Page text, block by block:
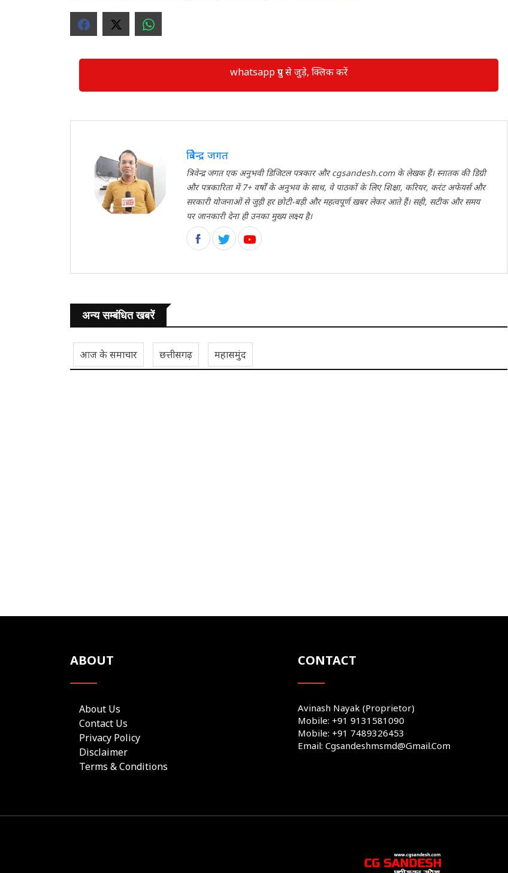
whatsapp ग्रुप से जुड़े, क्लिक करें
त्रिवेन्द्र जगत
त्रिवेन्द्र जगत एक अनुभवी डिजिटल पत्रकार और cgsandesh.com के लेखक हैं। स्नातक की डिग्री
और पत्रकारिता में 7+ वर्षों के अनुभव के साथ, वे पाठकों के लिए शिक्षा, करियर, करंट अफेयर्स और
सरकारी योजनाओं से जुड़ी हर छोटी-बड़ी और महत्वपूर्ण खबर लेकर आते हैं। सही, सटीक और समय
पर जानकारी देना ही उनका मुख्य लक्ष्य है।
अन्य सम्बंधित खबरें
आज के समाचार छत्तीसगढ़ महासमुंद
ABOUT
About Us
Contact Us
Privacy Policy
Disclaimer
Terms & Conditions
CONTACT
Avinash Nayak (Proprietor)
Mobile: +91 9131581090
Mobile: +91 7489326453
Email: Cgsandeshmsmd@gmail.com